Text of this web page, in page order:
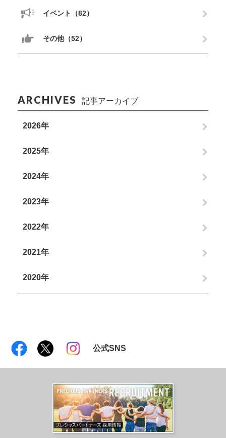
イベント（82）
その他（52）
ARCHIVES 記事アーカイブ
2026年
2025年
2024年
2023年
2022年
2021年
2020年
公式SNS